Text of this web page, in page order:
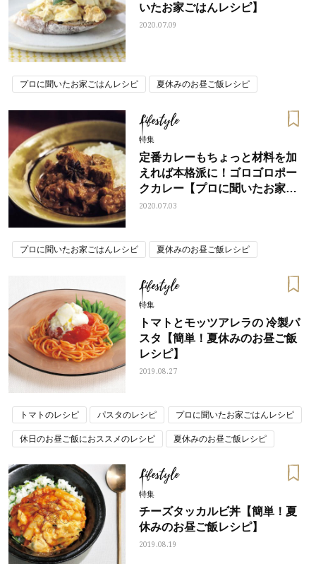
いたお家ごはんレシピ】
2020.07.09
プロに聞いたお家ごはんレシピ 夏休みのお昼ご飯レシピ
Lifestyle
特集
定番カレーもちょっと材料を加
えれば本格派に！ゴロゴロポー
クカレー【プロに聞いたお家ご
はんレシピ】
2020.07.03
プロに聞いたお家ごはんレシピ 夏休みのお昼ご飯レシピ
Lifestyle
特集
トマトとモッツアレラの 冷製パ
スタ【簡単！夏休みのお昼ご飯
レシピ】
2019.08.27
トマトのレシピ パスタのレシピ プロに聞いたお家ごはんレシピ
休日のお昼ご飯におススメのレシピ 夏休みのお昼ご飯レシピ
Lifestyle
特集
チーズタッカルビ丼【簡単！夏
休みのお昼ご飯レシピ】
2019.08.19